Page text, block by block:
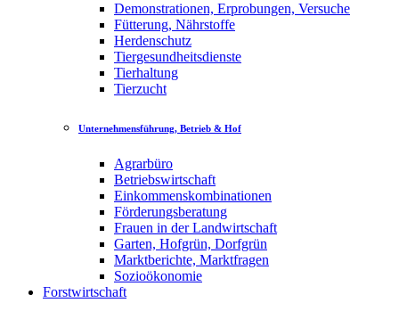
Demonstrationen, Erprobungen, Versuche
Fütterung, Nährstoffe
Herdenschutz
Tiergesundheitsdienste
Tierhaltung
Tierzucht
Unternehmensführung, Betrieb & Hof
Agrarbüro
Betriebswirtschaft
Einkommenskombinationen
Förderungsberatung
Frauen in der Landwirtschaft
Garten, Hofgrün, Dorfgrün
Marktberichte, Marktfragen
Sozioökonomie
Forstwirtschaft